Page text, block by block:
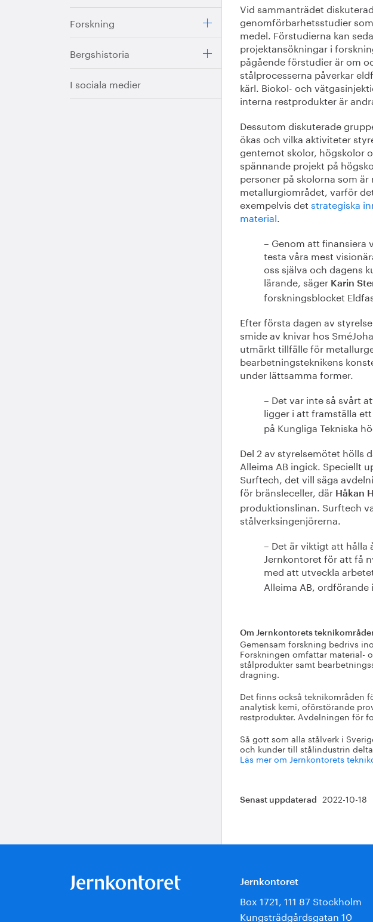
Forskning
Bergshistoria
I sociala medier
Vid sammanträdet
genomförbarhetsstudier
medel. Förstudierna kan
projektansökningar i
pågående förstudier är om
stålprocesserna påverkar
kärl. Biokol- och
interna restprodukter är
Dessutom diskuterade
ökas och vilka aktiviteter
gentemot skolor, högskolor
spännande projekt på
personer på skolorna som
metallurgiområdet, varför
exempelvis det strategiska
material.
– Genom att finansiera
testa våra mest
oss själva och dagens
lärande, säger Karin
forskningsblocket
Efter första dagen av
smide av knivar hos
utmärkt tillfälle för
bearbetningsteknikens
under lättsamma former.
– Det var inte så svårt
ligger i att framställa
på Kungliga Tekniska
Del 2 av styrelsemötet hölls
Alleima AB ingick. Speciellt
Surftech, det vill säga
för bränsleceller, där Håkan
produktionslinan. Surftech
stålverksingenjörerna.
– Det är viktigt att
Jernkontoret för att få
med att utveckla
Alleima AB,
Om Jernkontorets
Gemensam forskning bedrivs
Forskningen omfattar material-
stålprodukter samt
dragning.
Det finns också teknikområden
analytisk kemi, oförstörande
restprodukter. Avdelningen för
Så gott som alla stålverk i
och kunder till stålindustrin
Läs mer om Jernkontorets
Senast uppdaterad 2022-10-18
Jernkontoret
Box 1721, 111 87 Stockholm
Kungsträdgårdsgatan 10